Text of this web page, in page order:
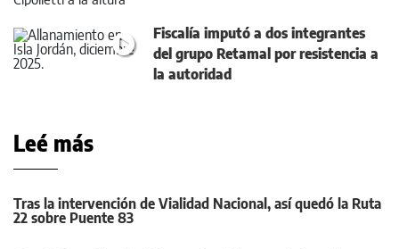
Fiscalía imputó a dos integrantes
del grupo Retamal por resistencia a
la autoridad
Leé más
Tras la intervención de Vialidad Nacional, así quedó la Ruta
22 sobre Puente 83